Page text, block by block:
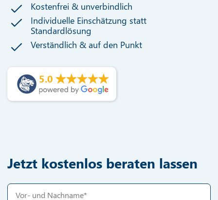
Kostenfrei & unverbindlich
Individuelle Einschätzung statt
Standardlösung
Verständlich & auf den Punkt
5.0
Jetzt kostenlos beraten lassen